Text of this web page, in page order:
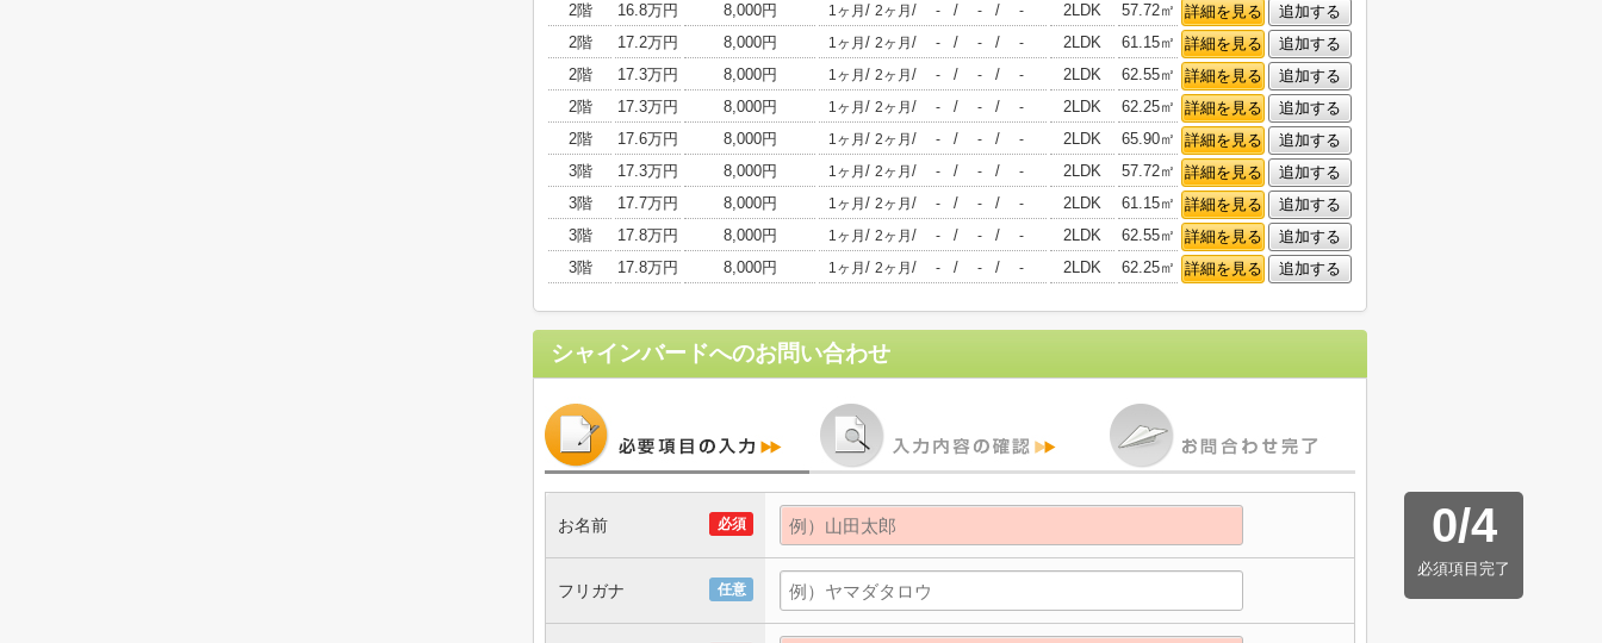
2階
16.8万円 8,000円 1ヶ月 / 2ヶ月 / - / - / - 2LDK 57.72㎡ 詳細を見る
追加する
2階
17.2万円 8,000円 1ヶ月 / 2ヶ月 / - / - / - 2LDK 61.15㎡ 詳細を見る
追加する
2階
17.3万円 8,000円 1ヶ月 / 2ヶ月 / - / - / - 2LDK 62.55㎡ 詳細を見る
追加する
2階
17.3万円 8,000円 1ヶ月 / 2ヶ月 / - / - / - 2LDK 62.25㎡ 詳細を見る
追加する
2階
17.6万円 8,000円 1ヶ月 / 2ヶ月 / - / - / - 2LDK 65.90㎡ 詳細を見る
追加する
3階
17.3万円 8,000円 1ヶ月 / 2ヶ月 / - / - / - 2LDK 57.72㎡ 詳細を見る
追加する
3階
17.7万円 8,000円 1ヶ月 / 2ヶ月 / - / - / - 2LDK 61.15㎡ 詳細を見る
追加する
3階
17.8万円 8,000円 1ヶ月 / 2ヶ月 / - / - / - 2LDK 62.55㎡ 詳細を見る
追加する
3階
17.8万円 8,000円 1ヶ月 / 2ヶ月 / - / - / - 2LDK 62.25㎡ 詳細を見る 追加する
シャインバードへのお問い合わせ
0/4
必須項目完了
必須
お名前
任意
フリガナ